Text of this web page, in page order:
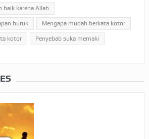
baik karena Allah
buruk Mengapa mudah berkata kotor
kotor Penyebab suka memaki